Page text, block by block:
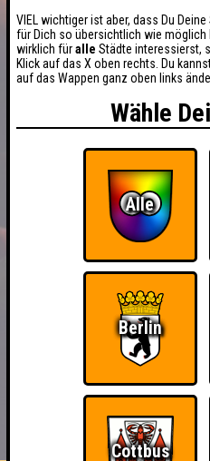
HIGHSCORE
VIEL wichtiger ist aber, dass Du
für Dich so übersichtlich wie möglich
wirklich füralle Städte interessierst,
Klick auf das X oben rechts. Du
auf das Wappen ganz oben links
Wähle
Alle
Berlin
Cottbus